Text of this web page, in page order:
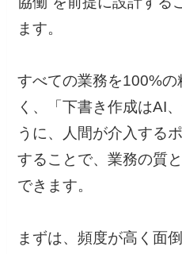
ます。
すべての業務を100%
く、「下書き作成はAI
うに、人間が介入する
することで、業務の質
できます。
まずは、頻度が高く面